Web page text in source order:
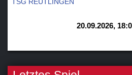
TSG REUTLINGEN
20.09.2026,